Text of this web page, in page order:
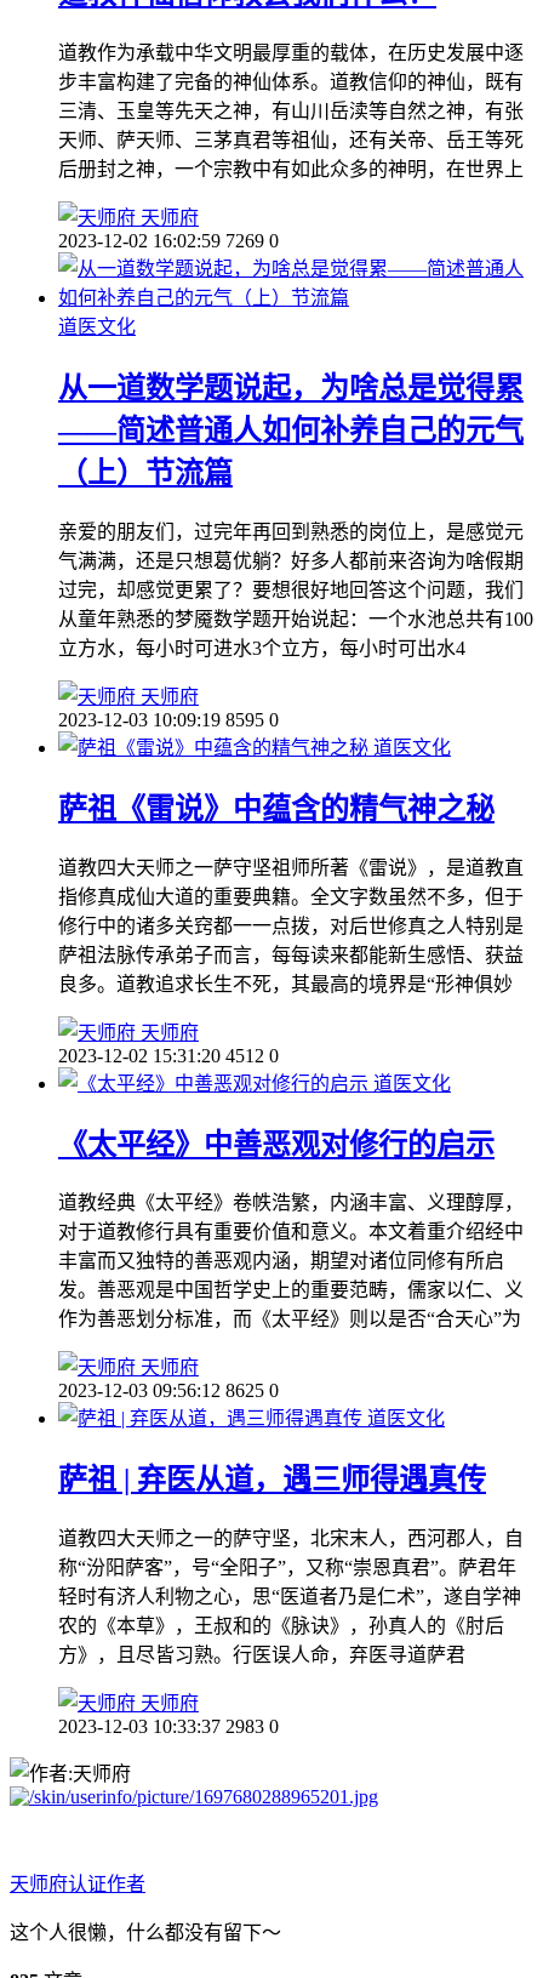
道教作为承载中华文明最厚重的载体，在历史发展中逐
步丰富构建了完备的神仙体系。道教信仰的神仙，既有
三清、玉皇等先天之神，有山川岳渎等自然之神，有张
天师、萨天师、三茅真君等祖仙，还有关帝、岳王等死
后册封之神，一个宗教中有如此众多的神明，在世界上
天师府
2023-12-02 16:02:59 7269 0
道医文化
从一道数学题说起，为啥总是觉得累
——简述普通人如何补养自己的元气
（上）节流篇
亲爱的朋友们，过完年再回到熟悉的岗位上，是感觉元
气满满，还是只想葛优躺？好多人都前来咨询为啥假期
过完，却感觉更累了？要想很好地回答这个问题，我们
从童年熟悉的梦魇数学题开始说起：一个水池总共有100
立方水，每小时可进水3个立方，每小时可出水4
天师府
2023-12-03 10:09:19 8595 0
道医文化
萨祖《雷说》中蕴含的精气神之秘
道教四大天师之一萨守坚祖师所著《雷说》，是道教直
指修真成仙大道的重要典籍。全文字数虽然不多，但于
修行中的诸多关窍都一一点拨，对后世修真之人特别是
萨祖法脉传承弟子而言，每每读来都能新生感悟、获益
良多。道教追求长生不死，其最高的境界是“形神俱妙
天师府
2023-12-02 15:31:20 4512 0
道医文化
《太平经》中善恶观对修行的启示
道教经典《太平经》卷帙浩繁，内涵丰富、义理醇厚，
对于道教修行具有重要价值和意义。本文着重介绍经中
丰富而又独特的善恶观内涵，期望对诸位同修有所启
发。善恶观是中国哲学史上的重要范畴，儒家以仁、义
作为善恶划分标准，而《太平经》则以是否“合天心”为
天师府
2023-12-03 09:56:12 8625 0
道医文化
萨祖 | 弃医从道，遇三师得遇真传
道教四大天师之一的萨守坚，北宋末人，西河郡人，自
称“汾阳萨客”，号“全阳子”，又称“崇恩真君”。萨君年
轻时有济人利物之心，思“医道者乃是仁术”，遂自学神
农的《本草》，王叔和的《脉诀》，孙真人的《肘后
方》，且尽皆习熟。行医误人命，弃医寻道萨君
天师府
2023-12-03 10:33:37 2983 0
天师府认证作者
这个人很懒，什么都没有留下～